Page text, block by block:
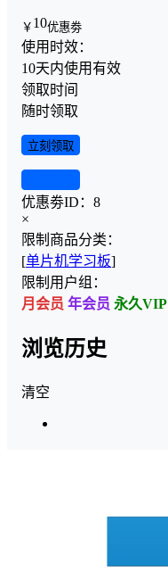
￥ 10优惠劵
使用时效：
10天内使用有效
领取时间
随时领取
立刻领取
优惠劵ID： 8
×
限制商品分类：
[单片机学习板]
限制用户组：
月会员 年会员 永久VIP
浏览历史
清空